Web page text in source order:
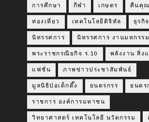
การศึกษา กีฬา เกษตร คืนคุ
ท่องเที่ยว เทคโนโลยีดิจิทัล ธุรกิจ
นิทรรศการ นิทรรศการ งานมหกรรม
พระราชกรณียกิจ ร.10 พลังงาน สิ่ง
แฟชั่น ภาพข่าวประชาสัมพันธ์
มูลนิธิป่อเต็กตึ๊ง ยนตรกรร ยนตร
ราชการ องค์การมหาชน
วิทยาศาสตร์ เทคโนโลยี นวัตกรรม